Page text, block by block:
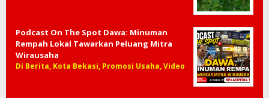
Podcast On The Spot Dawa: Minuman
Rempah Lokal Tawarkan Peluang Mitra
Wirausaha
Di Berita, Kota Bekasi, Promosi Usaha, Video